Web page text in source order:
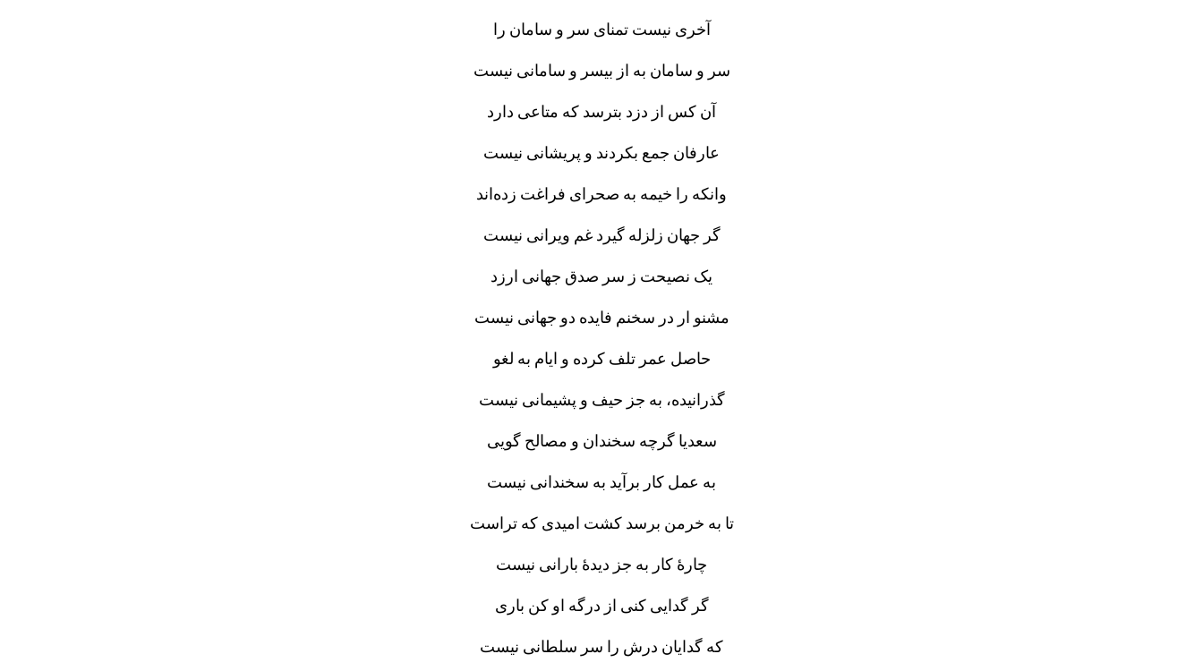
آخری نیست تمنای سر و سامان را
سر و سامان به از بیسر و سامانی نیست
آن کس از دزد بترسد که متاعی دارد
عارفان جمع بکردند و پریشانی نیست
وانکه را خیمه به صحرای فراغت زده‌اند
گر جهان زلزله گیرد غم ویرانی نیست
یک نصیحت ز سر صدق جهانی ارزد
مشنو ار در سخنم فایده دو جهانی نیست
حاصل عمر تلف کرده و ایام به لغو
گذرانیده، به جز حیف و پشیمانی نیست
سعدیا گرچه سخندان و مصالح گویی
به عمل کار برآید به سخندانی نیست
تا به خرمن برسد کشت امیدی که تراست
چارهٔ کار به جز دیدهٔ بارانی نیست
گر گدایی کنی از درگه او کن باری
که گدایان درش را سر سلطانی نیست